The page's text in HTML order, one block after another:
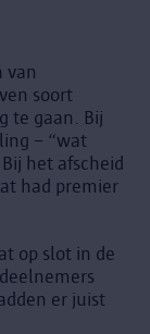
van
soort
te gaan. Bij
– “wat
het afscheid
had premier
op slot in de
er juist